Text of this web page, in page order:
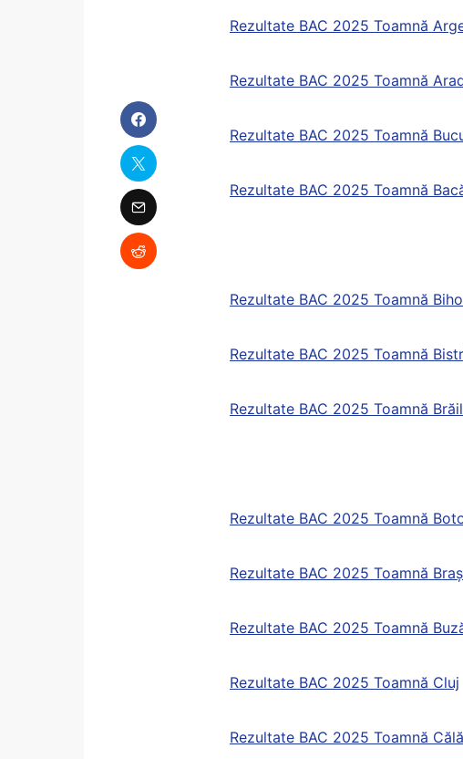
Rezultate BAC 2025 Toamnă
Rezultate BAC 2025 Toamnă
Rezultate BAC 2025 Toamnă
Rezultate BAC 2025 Toamnă
Rezultate BAC 2025 Toamnă
Rezultate BAC 2025 Toamnă
Rezultate BAC 2025 Toamnă
Rezultate BAC 2025 Toamnă
Rezultate BAC 2025 Toamnă
Rezultate BAC 2025 Toamnă
Rezultate BAC 2025 Toamnă Cluj
Rezultate BAC 2025 Toamnă